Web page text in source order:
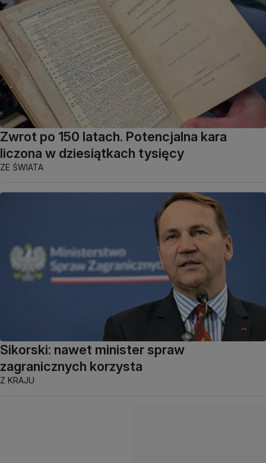
Zwrot po 150 latach. Potencjalna kara
liczona w dziesiątkach tysięcy
ZE ŚWIATA
Sikorski: nawet minister spraw
zagranicznych korzysta
Z KRAJU